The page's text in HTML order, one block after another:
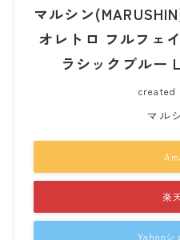
マルシン
オレトロ フルフェ
ラシックブルー
created
マル
楽
Yahooシ